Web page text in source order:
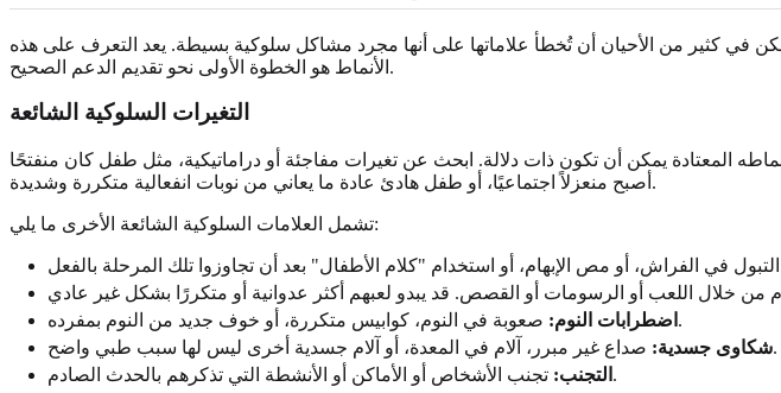
في كثير من الأحيان أن تُخطأ علاماتها على أنها مجرد مشاكل سلوكية بسيطة. يعد التعرف على هذه
الأنماط هو الخطوة الأولى نحو تقديم الدعم الصحيح.
التغيرات السلوكية الشائعة
المعتادة يمكن أن تكون ذات دلالة. ابحث عن تغيرات مفاجئة أو دراماتيكية، مثل طفل كان منفتحًا
أصبح منعزلاً اجتماعيًا، أو طفل هادئ عادة ما يعاني من نوبات انفعالية متكررة وشديدة.
تشمل العلامات السلوكية الشائعة الأخرى ما يلي:
اضطرابات النوم: صعوبة في النوم، كوابيس متكررة، أو خوف جديد من النوم بمفرده.
شكاوى جسدية:صداع غير مبرر، آلام في المعدة، أو آلام جسدية أخرى ليس لها سبب طبي واضح.
التجنب: تجنب الأشخاص أو الأماكن أو الأنشطة التي تذكرهم بالحدث الصادم.